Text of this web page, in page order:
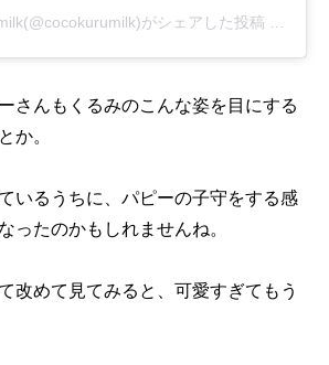
がシェアした投稿 2017
さんもくるみのこんな姿を目にする
か。
いるうちに、パピーの子守をする感
ったのかもしれませんね。
改めて見てみると、可愛すぎてもう